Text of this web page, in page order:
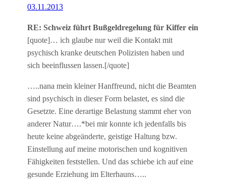
03.11.2013
RE: Schweiz führt Bußgeldregelung für Kiffer ein
[quote]… ich glaube nur weil die Kontakt mit
psychisch kranke deutschen Polizisten haben und
sich beeinflussen lassen.[/quote]
…..nana mein kleiner Hanffreund, nicht die Beamten
sind psychisch in dieser Form belastet, es sind die
Gesetzte. Eine derartige Belastung stammt eher von
anderer Natur….*bei mir konnte ich jedenfalls bis
heute keine abgeänderte, geistige Haltung bzw.
Einstellung auf meine motorischen und kognitiven
Fähigkeiten feststellen. Und das schiebe ich auf eine
gesunde Erziehung im Elterhauns…..